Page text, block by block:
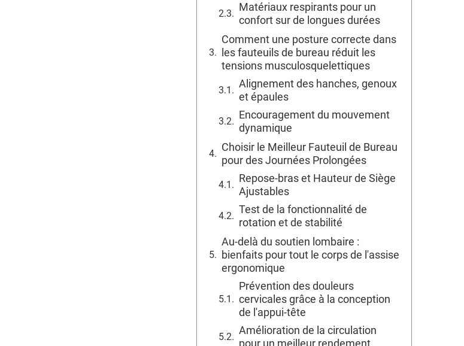
Matériaux respirants pour un
confort sur de longues durées
Comment une posture correcte dans
les fauteuils de bureau réduit les
tensions musculosquelettiques
Alignement des hanches, genoux
et épaules
Encouragement du mouvement
dynamique
Choisir le Meilleur Fauteuil de Bureau
pour des Journées Prolongées
Repose-bras et Hauteur de Siège
Ajustables
Test de la fonctionnalité de
rotation et de stabilité
Au-delà du soutien lombaire :
bienfaits pour tout le corps de l'assise
ergonomique
Prévention des douleurs
cervicales grâce à la conception
de l'appui-tête
Amélioration de la circulation
pour un meilleur rendement